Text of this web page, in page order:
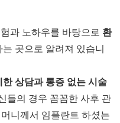
과 노하우를 바탕으로 환
는 곳으로 알려져 있습니
상담과 통증 없는 시술
들의 경우 꼼꼼한 사후 관
니께서 임플란트 하셨는